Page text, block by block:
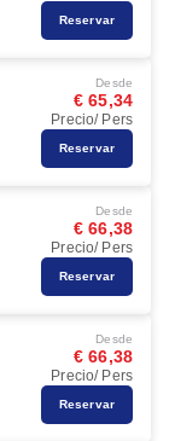
Reservar
Desde
€ 65,34
Precio/ Pers
Reservar
Desde
€ 66,38
Precio/ Pers
Reservar
Desde
€ 66,38
Precio/ Pers
Reservar